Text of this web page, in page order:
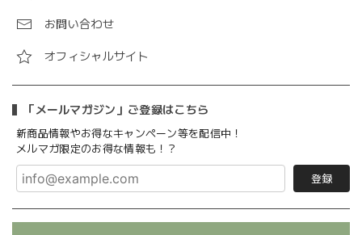
お問い合わせ
オフィシャルサイト
「メールマガジン」ご登録はこちら
新商品情報やお得なキャンペーン等を配信中！
メルマガ限定のお得な情報も！？
登録